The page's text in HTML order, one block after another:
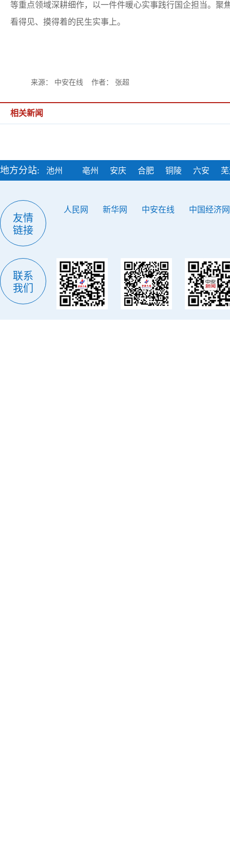
等重点领域深耕细作，以一件件暖心实事践行国企担当。聚
看得见、摸得着的民生实事上。
来源： 中安在线 作者： 张超
相关新闻
地方分站: 池州 亳州 安庆 合肥 铜陵 六安
友情
链接
人民网 新华网 中安在线 中国经济网
联系
我们